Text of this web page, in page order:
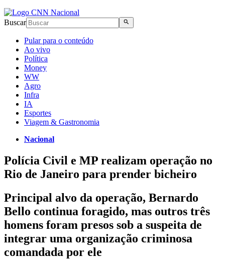
Buscar
Pular para o conteúdo
Ao vivo
Política
Money
WW
Agro
Infra
IA
Esportes
Viagem & Gastronomia
Nacional
Polícia Civil e MP realizam operação no
Rio de Janeiro para prender bicheiro
Principal alvo da operação, Bernardo
Bello continua foragido, mas outros três
homens foram presos sob a suspeita de
integrar uma organização criminosa
comandada por ele